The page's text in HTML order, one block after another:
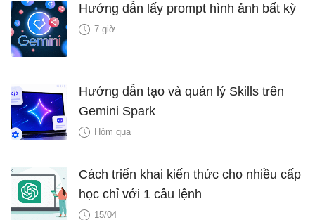
Hướng dẫn lấy prompt hình ảnh bất kỳ
7 giờ
Hướng dẫn tạo và quản lý Skills trên
Gemini Spark
Hôm qua
Cách triển khai kiến thức cho nhiều cấp
học chỉ với 1 câu lệnh
15/04